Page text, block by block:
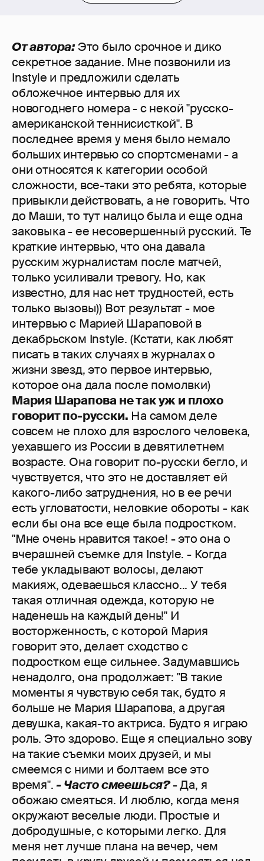
От автора:Это было срочное и дико
секретное задание. Мне позвонили из
Instyle и предложили сделать
обложечное интервью для их
новогоднего номера - с некой "русско-
американской теннисисткой". В
последнее время у меня было немало
больших интервью со спортсменами - а
они относятся к категории особой
сложности, все-таки это ребята, которые
привыкли действовать, а не говорить. Что
до Маши, то тут налицо была и еще одна
заковыка - ее несовершенный русский. Те
краткие интервью, что она давала
русским журналистам после матчей,
только усиливали тревогу. Но, как
известно, для нас нет трудностей, есть
только вызовы)) Вот результат - мое
интервью с Марией Шараповой в
декабрьском Instyle. (Кстати, как любят
писать в таких случаях в журналах о
жизни звезд, это первое интервью,
которое она дала после помолвки)
Мария Шарапова не так уж и плохо
говорит по-русски. На самом деле
совсем не плохо для взрослого человека,
уехавшего из России в девятилетнем
возрасте. Она говорит по-русски бегло, и
чувствуется, что это не доставляет ей
какого-либо затруднения, но в ее речи
есть угловатости, неловкие обороты - как
если бы она все еще была подростком.
"Мне очень нравится такое! - это она о
вчерашней съемке для Instyle. - Когда
тебе укладывают волосы, делают
макияж, одеваешься классно... У тебя
такая отличная одежда, которую не
наденешь на каждый день!" И
восторженность, с которой Мария
говорит это, делает сходство с
подростком еще сильнее. Задумавшись
ненадолго, она продолжает: "В такие
моменты я чувствую себя так, будто я
больше не Мария Шарапова, а другая
девушка, какая-то актриса. Будто я играю
роль. Это здорово. Еще я специально зову
на такие съемки моих друзей, и мы
смеемся с ними и болтаем все это
время".- Часто смеешься?- Да, я
обожаю смеяться. И люблю, когда меня
окружают веселые люди. Простые и
добродушные, с которыми легко. Для
меня нет лучше плана на вечер, чем